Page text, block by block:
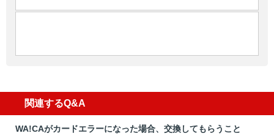
関連するQ&A
WA!CAがカードエラーになった場合、交換してもらうこと